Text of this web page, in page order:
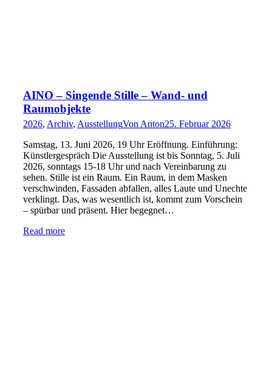
AINO – Singende Stille – Wand- und
Raumobjekte
2026, Archiv, AusstellungVon Anton25. Februar 2026
Samstag, 13. Juni 2026, 19 Uhr Eröffnung. Einführung:
Künstlergespräch Die Ausstellung ist bis Sonntag, 5. Juli
2026, sonntags 15-18 Uhr und nach Vereinbarung zu
sehen. Stille ist ein Raum. Ein Raum, in dem Masken
verschwinden, Fassaden abfallen, alles Laute und Unechte
verklingt. Das, was wesentlich ist, kommt zum Vorschein
– spürbar und präsent. Hier begegnet…
Read more